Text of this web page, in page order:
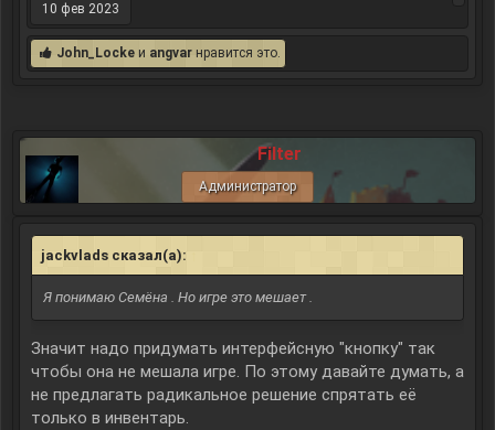
10 фев 2023
John_Locke и angvar нравится это.
Filter
Администратор
jackvlads сказал(а):
Я понимаю Семёна . Но игре это мешает .
Значит надо придумать интерфейсную "кнопку" так
чтобы она не мешала игре. По этому давайте думать, а
не предлагать радикальное решение спрятать её
только в инвентарь.